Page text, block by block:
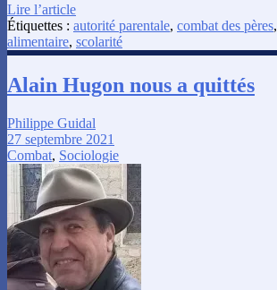
Lire l’article
Étiquettes : autorité parentale, combat des pères,
alimentaire, scolarité
Alain Hugon nous a quittés
Philippe Guidal
27 septembre 2021
Combat, Sociologie